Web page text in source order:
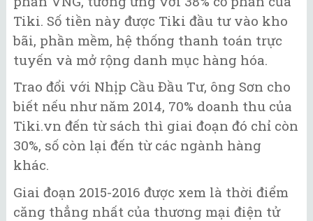
Tiki. Số tiền này được Tiki đầu tư vào kho
bãi, phần mềm, hệ thống thanh toán trực
tuyến và mở rộng danh mục hàng hóa.
Trao đổi với Nhịp Cầu Đầu Tư, ông Sơn cho
biết nếu như năm 2014, 70% doanh thu của
Tiki.vn đến từ sách thì giai đoạn đó chỉ còn
30%, số còn lại đến từ các ngành hàng
khác.
Giai đoạn 2015-2016 được xem là thời điểm
căng thẳng nhất của thương mại điện tử